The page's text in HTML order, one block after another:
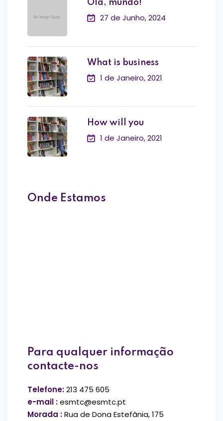
Olá, mundo!
27 de Junho, 2024
What is business
1 de Janeiro, 2021
How will you
1 de Janeiro, 2021
Onde Estamos
Para qualquer informação
contacte-nos
Telefone:213 475 605
e-mail :esmtc@esmtc.pt
Morada :Rua de Dona Estefânia, 175